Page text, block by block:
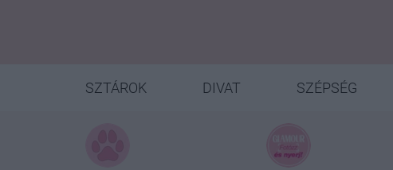
SZTÁROK DIVAT SZÉPSÉG